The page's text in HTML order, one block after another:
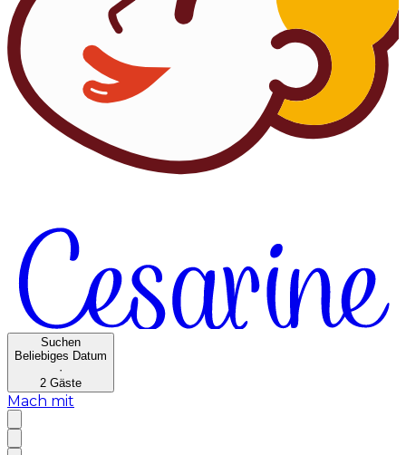
Suchen
Beliebiges Datum
·
2 Gäste
Mach mit